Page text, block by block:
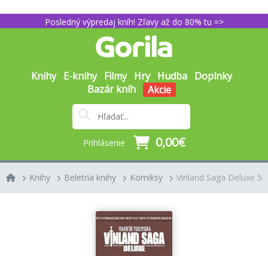
Posledný výpredaj kníh! Zľavy až do 80% tu =>
Knihy E-knihy Filmy Hry Hudba Doplnky
Bazár kníh
Akcie
Prihlásenie 0,00€
Knihy Beletria knihy Komiksy Vinland Saga Deluxe 5